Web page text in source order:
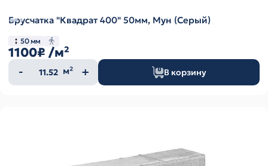
Брусчатка "Квадрат 400" 50мм, Мун (Серый)
50 мм
1100₽ /м²
Количество
товара
м² В корзину